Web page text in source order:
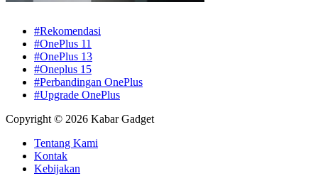
#Rekomendasi
#OnePlus 11
#OnePlus 13
#Oneplus 15
#Perbandingan OnePlus
#Upgrade OnePlus
Copyright © 2026 Kabar Gadget
Tentang Kami
Kontak
Kebijakan